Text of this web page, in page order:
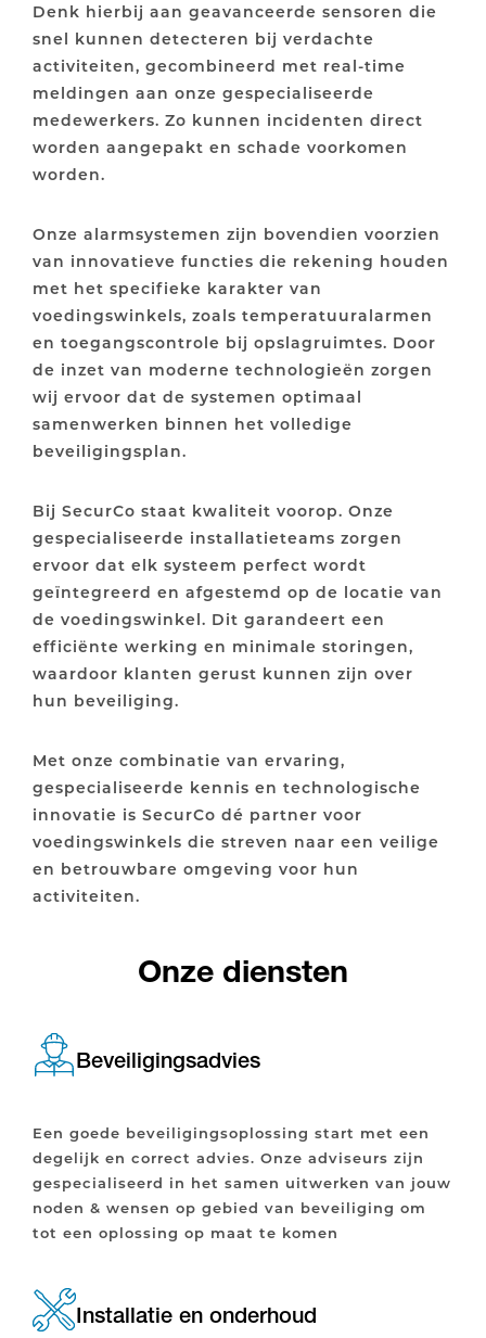
Denk hierbij aan geavanceerde sensoren die
snel kunnen detecteren bij verdachte
activiteiten, gecombineerd met real-time
meldingen aan onze gespecialiseerde
medewerkers. Zo kunnen incidenten direct
worden aangepakt en schade voorkomen
worden.
Onze alarmsystemen zijn bovendien voorzien
van innovatieve functies die rekening houden
met het specifieke karakter van
voedingswinkels, zoals temperatuuralarmen
en toegangscontrole bij opslagruimtes. Door
de inzet van moderne technologieën zorgen
wij ervoor dat de systemen optimaal
samenwerken binnen het volledige
beveiligingsplan.
Bij SecurCo staat kwaliteit voorop. Onze
gespecialiseerde installatieteams zorgen
ervoor dat elk systeem perfect wordt
geïntegreerd en afgestemd op de locatie van
de voedingswinkel. Dit garandeert een
efficiënte werking en minimale storingen,
waardoor klanten gerust kunnen zijn over
hun beveiliging.
Met onze combinatie van ervaring,
gespecialiseerde kennis en technologische
innovatie is SecurCo dé partner voor
voedingswinkels die streven naar een veilige
en betrouwbare omgeving voor hun
activiteiten.
Onze diensten
Beveiligingsadvies
Een goede beveiligingsoplossing start met een
degelijk en correct advies. Onze adviseurs zijn
gespecialiseerd in het samen uitwerken van jouw
noden & wensen op gebied van beveiliging om
tot een oplossing op maat te komen
Installatie en onderhoud